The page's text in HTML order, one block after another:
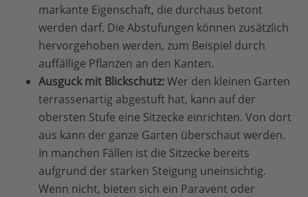
markante Eigenschaft, die durchaus betont
werden darf. Die Abstufungen können zusätzlich
hervorgehoben werden, zum Beispiel durch
auffällige Pflanzen an den Kanten.
Ausguck mit Blickschutz:Wer den kleinen Garten
terrassenartig abgestuft hat, kann auf der
obersten Stufe eine Sitzecke einrichten. Von dort
aus kann der ganze Garten überschaut werden.
In manchen Fällen ist die Sitzecke bereits
aufgrund der starken Steigung uneinsichtig.
Wenn nicht, bieten sich ein Paravent oder